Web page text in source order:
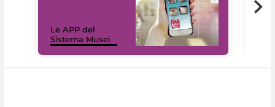
Le APP del
Sistema Musei